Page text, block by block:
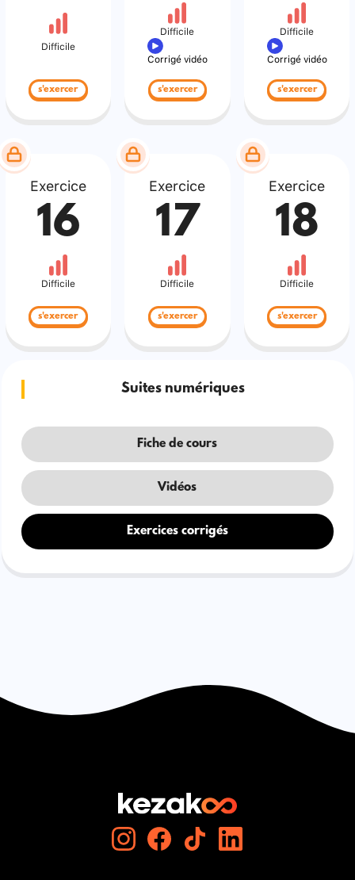
Difficile
s'exercer
Difficile
Corrigé vidéo
s'exercer
Difficile
Corrigé vidéo
s'exercer
Exercice
16
Difficile
s'exercer
Exercice
17
Difficile
s'exercer
Exercice
18
Difficile
s'exercer
Suites numériques
Fiche de cours
Vidéos
Exercices corrigés